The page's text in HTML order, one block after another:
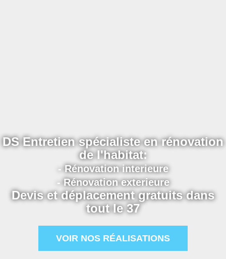
DS Entretien spécialiste en rénovation
de l'habitat:
- Rénovation interieure
- Rénovation exterieure
Devis et déplacement gratuits dans
tout le 37
VOIR NOS RÉALISATIONS